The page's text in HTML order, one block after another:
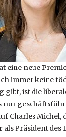
eine neue
immer keine
gibt, ist die
nur
Charles Michel,
als Präsident des